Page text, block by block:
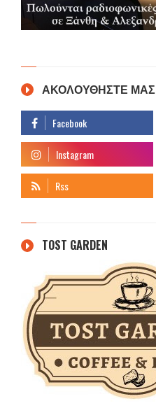
ΑΚΟΛΟΥΘΗΣΤΕ ΜΑΣ
TOST GARDEN